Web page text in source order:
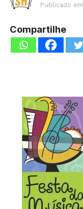
Publicado em
Compartilhe